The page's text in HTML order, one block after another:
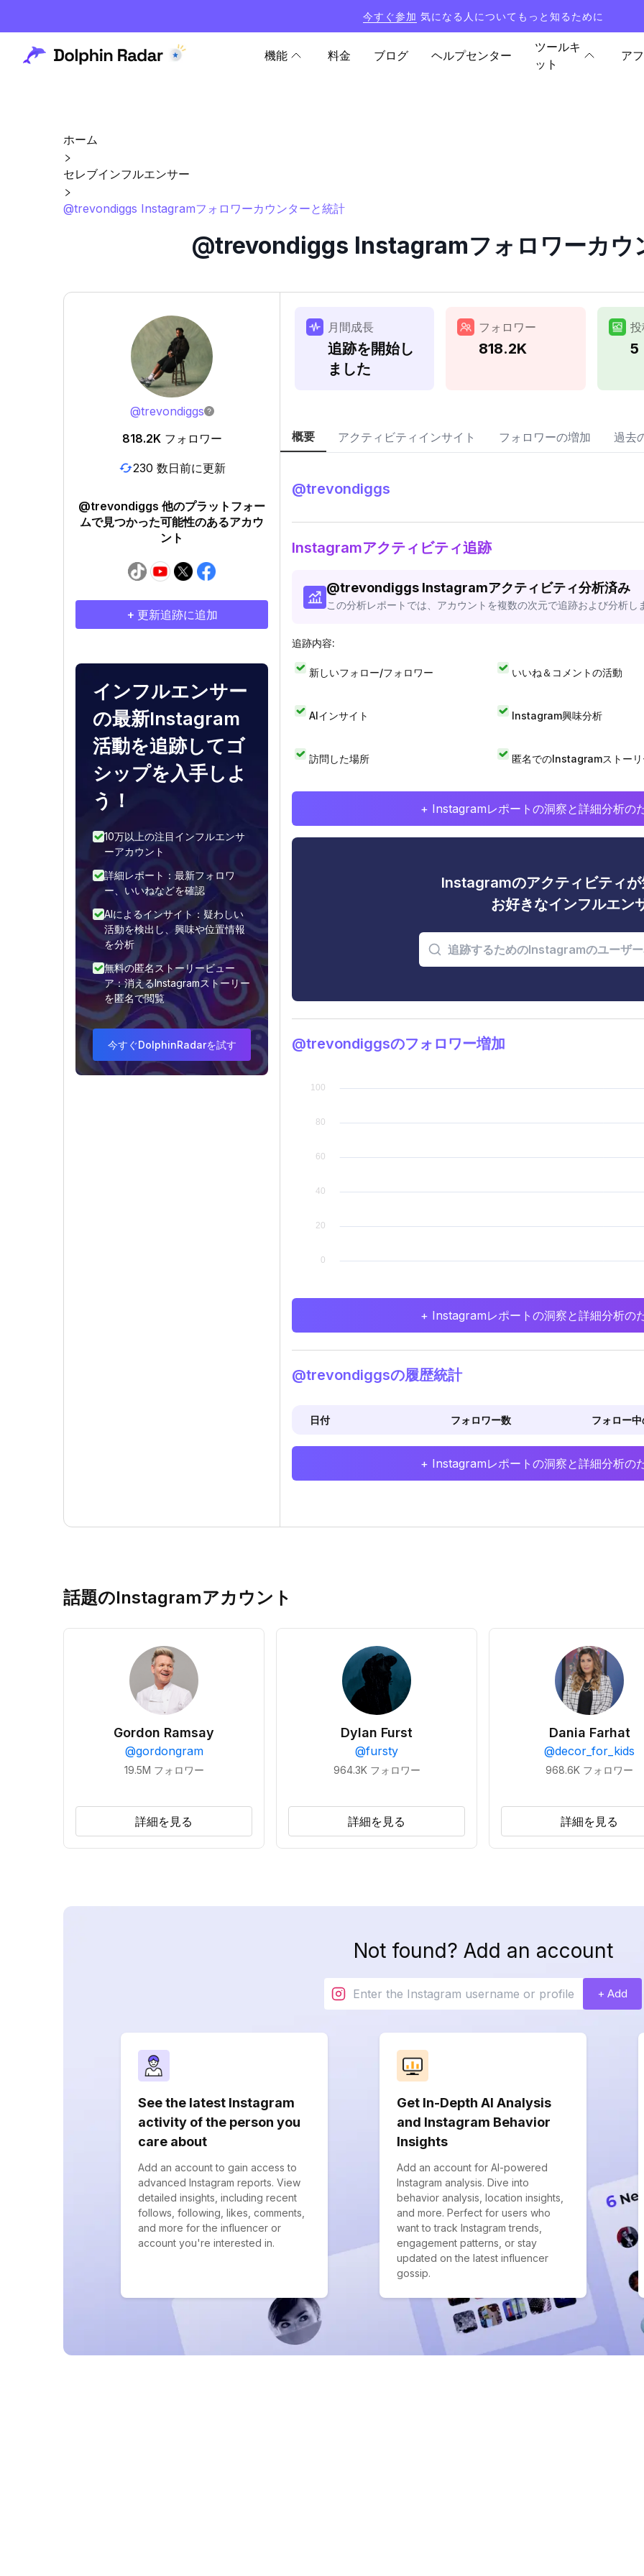
今すぐ参加 気になる人についてもっと知るために
機能 料金 ブログ ヘルプセンター
ツールキ
ット
ア
ホーム
セレブインフルエンサー
@trevondiggs Instagramフォロワーカウンターと統計
@trevondiggs Instagramフォロワーカウ
@trevondiggs
818.2K フォロワー
230 数日前に更新
@trevondiggs 他のプラットフォー
ムで見つかった可能性のあるアカウ
ント
+ 更新追跡に追加
インフルエンサー
の最新Instagram
活動を追跡してゴ
シップを入手しよ
う！
10万以上の注目インフルエンサ
ーアカウント
詳細レポート：最新フォロワ
ー、いいねなどを確認
AIによるインサイト：疑わしい
活動を検出し、興味や位置情報
を分析
無料の匿名ストーリービュー
ア：消えるInstagramストーリー
を匿名で閲覧
今すぐDolphinRadarを試す
月間成長
追跡を開始し
ました
フォロワー
818.2K 5
概要 アクティビティインサイト フォロワーの増加 過去
@trevondiggs
Instagramアクティビティ追跡
@trevondiggs Instagramアクティビティ分析済み
この分析レポートでは、アカウントを複数の次元で追跡および分析し
追跡内容:
新しいフォロー/フォロワー いいね＆コメントの活動
AIインサイト Instagram興味分析
訪問した場所 匿名でのInstagramストーリ
+ Instagramレポートの洞察と詳細分析の
Instagramのアクティビティ
お好きなインフルエン
@trevondiggsのフォロワー増加
+ Instagramレポートの洞察と詳細分析の
@trevondiggsの履歴統計
日付 フォロワー数 フォロー
+ Instagramレポートの洞察と詳細分析の
話題のInstagramアカウント
Gordon Ramsay
@gordongram
19.5M フォロワー
詳細を見る
Dylan Furst
@fursty
964.3K フォロワー
詳細を見る
Dania Farhat
@decor_for_kids
968.6K フォロワー
詳細を見る
Not found? Add an account
+ Add
See the latest Instagram
activity of the person you
care about
Add an account to gain access to
advanced Instagram reports. View
detailed insights, including recent
follows, following, likes, comments,
and more for the influencer or
account you're interested in.
Get In-Depth AI Analysis
and Instagram Behavior
Insights
Add an account for AI-powered
Instagram analysis. Dive into
behavior analysis, location insights,
and more. Perfect for users who
want to track Instagram trends,
engagement patterns, or stay
updated on the latest influencer
gossip.